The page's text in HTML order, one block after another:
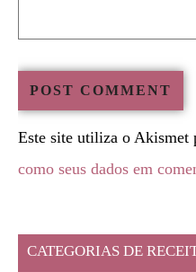
Este site utiliza o Akismet
como seus dados em
CATEGORIAS DE